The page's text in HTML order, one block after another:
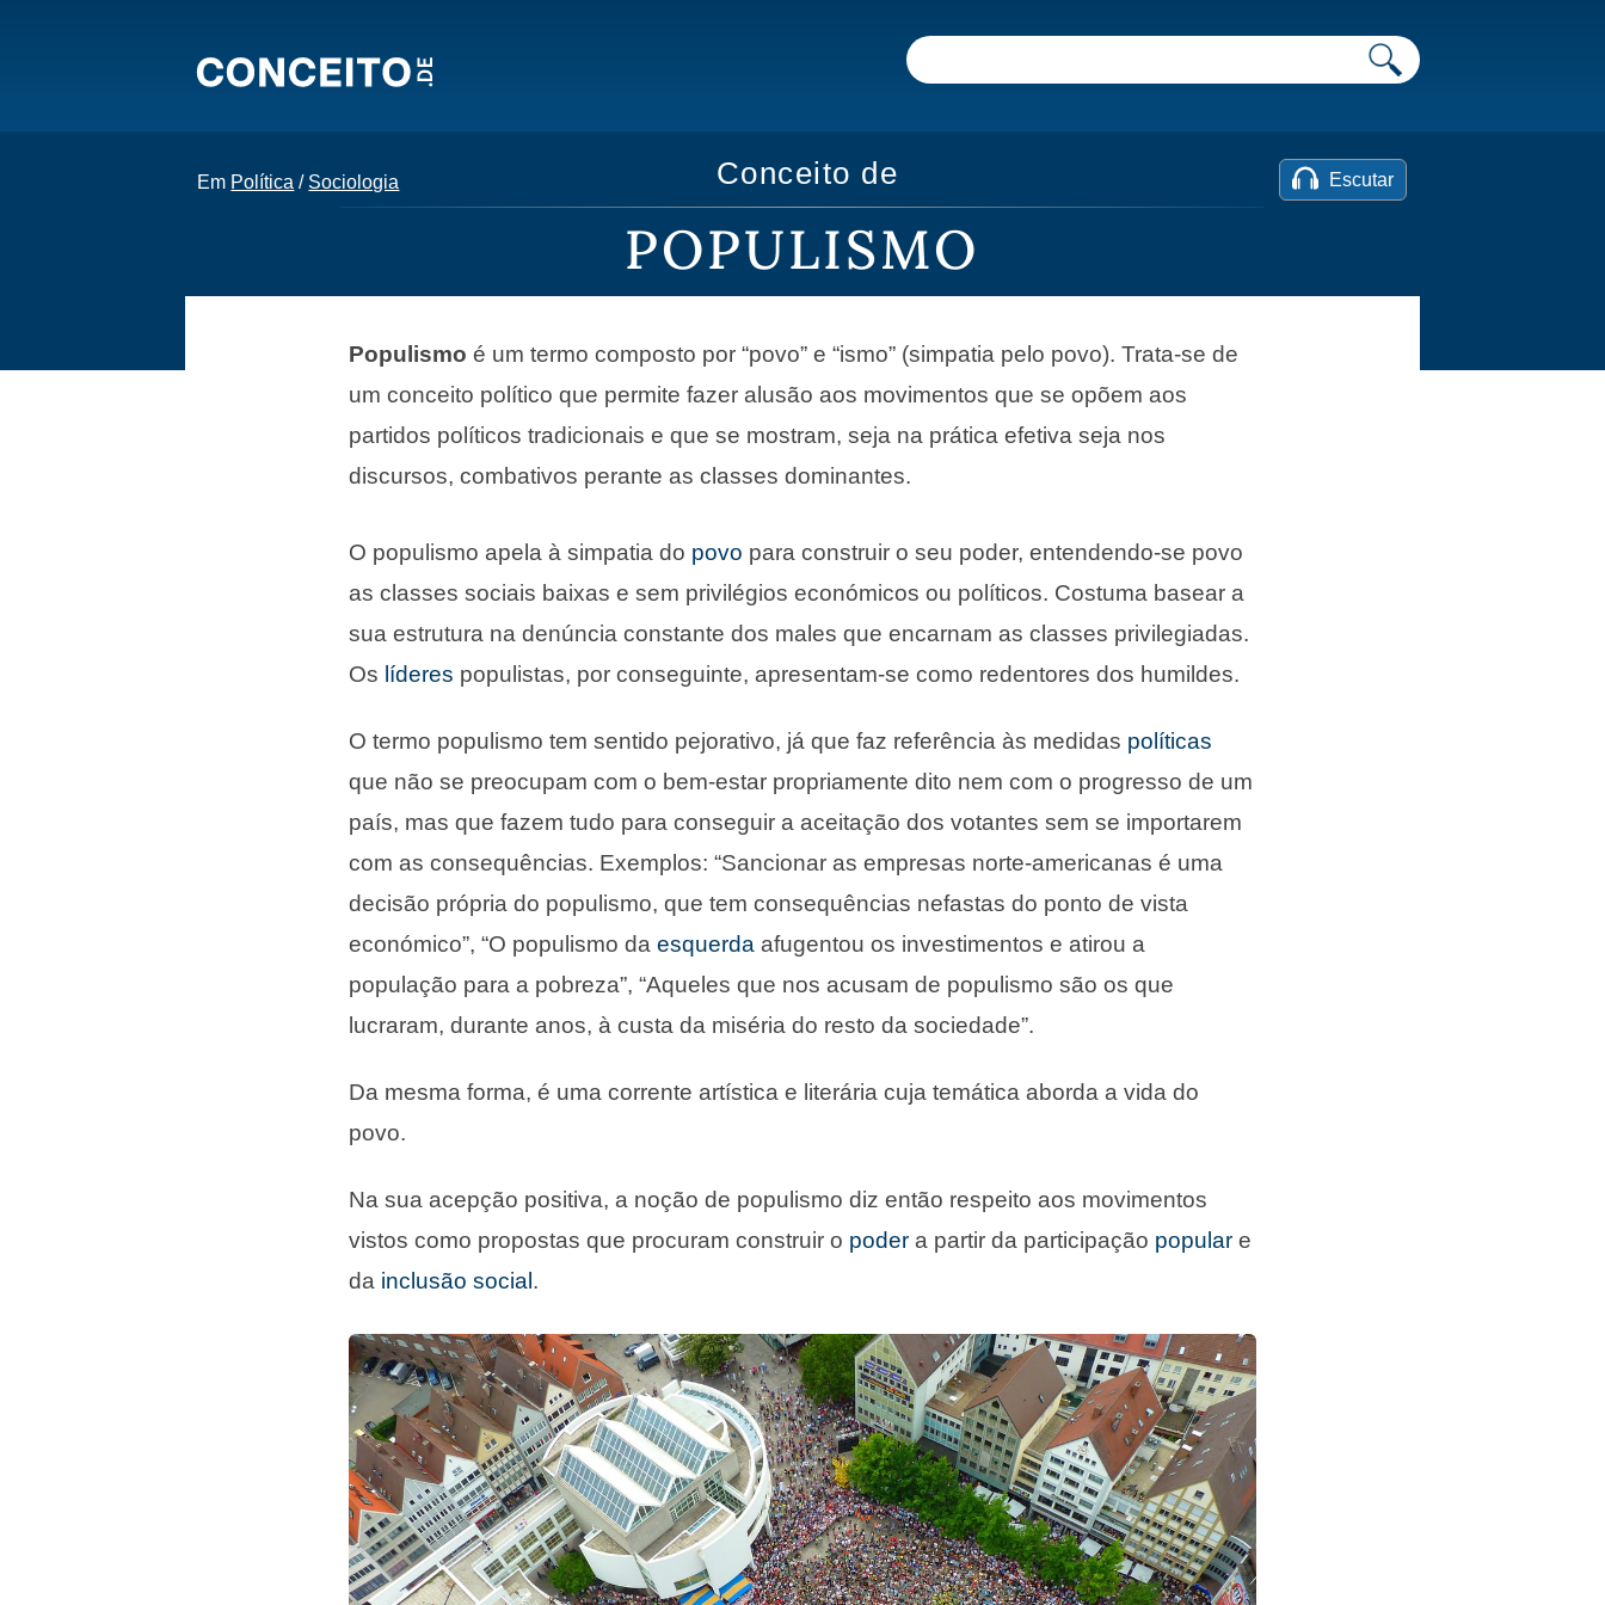
Em Política / Sociologia Escutar
Conceito de
POPULISMO
Populismo é um termo composto por “povo” e “ismo” (simpatia pelo povo). Trata-se de
um conceito político que permite fazer alusão aos movimentos que se opõem aos
partidos políticos tradicionais e que se mostram, seja na prática efetiva seja nos
discursos, combativos perante as classes dominantes.
O populismo apela à simpatia do povo para construir o seu poder, entendendo-se povo
as classes sociais baixas e sem privilégios económicos ou políticos. Costuma basear a
sua estrutura na denúncia constante dos males que encarnam as classes privilegiadas.
Os líderes populistas, por conseguinte, apresentam-se como redentores dos humildes.
O termo populismo tem sentido pejorativo, já que faz referência às medidas políticas
que não se preocupam com o bem-estar propriamente dito nem com o progresso de um
país, mas que fazem tudo para conseguir a aceitação dos votantes sem se importarem
com as consequências. Exemplos: “Sancionar as empresas norte-americanas é uma
decisão própria do populismo, que tem consequências nefastas do ponto de vista
económico”, “O populismo daesquerda afugentou os investimentos e atirou a
população para a pobreza”, “Aqueles que nos acusam de populismo são os que
lucraram, durante anos, à custa da miséria do resto da sociedade”.
Da mesma forma, é uma corrente artística e literária cuja temática aborda a vida do
povo.
Na sua acepção positiva, a noção de populismo diz então respeito aos movimentos
vistos como propostas que procuram construir o poder a partir da participação popular e
da inclusão social .